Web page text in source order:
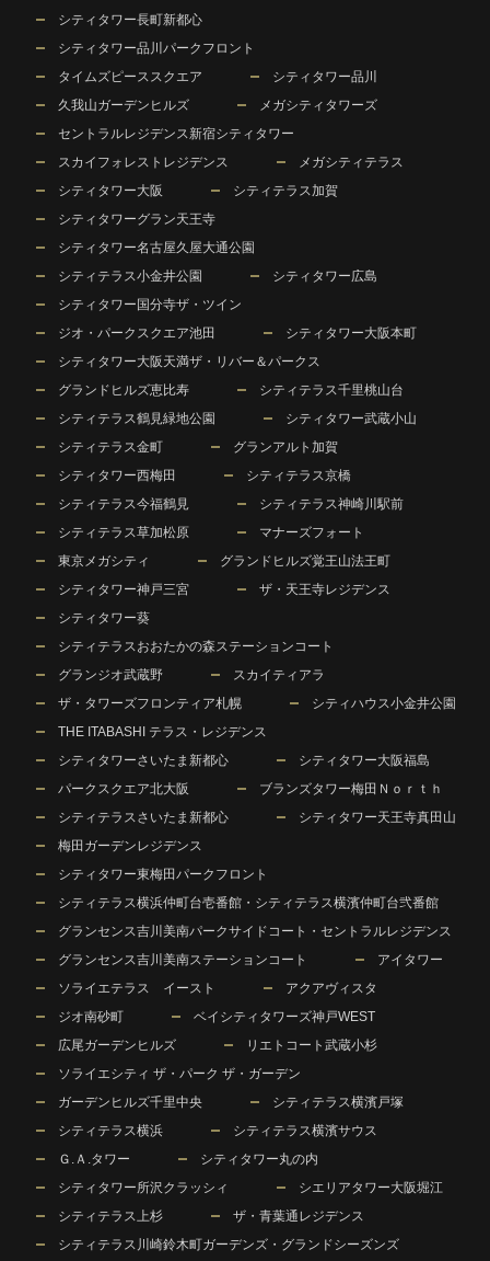
シティタワー長町新都心
シティタワー品川パークフロント
タイムズピーススクエア
シティタワー品川
久我山ガーデンヒルズ
メガシティタワーズ
セントラルレジデンス新宿シティタワー
スカイフォレストレジデンス
メガシティテラス
シティタワー大阪
シティテラス加賀
シティタワーグラン天王寺
シティタワー名古屋久屋大通公園
シティテラス小金井公園
シティタワー広島
シティタワー国分寺ザ・ツイン
ジオ・パークスクエア池田
シティタワー大阪本町
シティタワー大阪天満ザ・リバー＆パークス
グランドヒルズ恵比寿
シティテラス千里桃山台
シティテラス鶴見緑地公園
シティタワー武蔵小山
シティテラス金町
グランアルト加賀
シティタワー西梅田
シティテラス京橋
シティテラス今福鶴見
シティテラス神崎川駅前
シティテラス草加松原
マナーズフォート
東京メガシティ
グランドヒルズ覚王山法王町
シティタワー神戸三宮
ザ・天王寺レジデンス
シティタワー葵
シティテラスおおたかの森ステーションコート
グランジオ武蔵野
スカイティアラ
ザ・タワーズフロンティア札幌
シティハウス小金井公園
THE ITABASHI テラス・レジデンス
シティタワーさいたま新都心
シティタワー大阪福島
パークスクエア北大阪
ブランズタワー梅田Ｎｏｒｔｈ
シティテラスさいたま新都心
シティタワー天王寺真田山
梅田ガーデンレジデンス
シティタワー東梅田パークフロント
シティテラス横浜仲町台壱番館・シティテラス横濱仲町台弐番館
グランセンス吉川美南パークサイドコート・セントラルレジデンス
グランセンス吉川美南ステーションコート
アイタワー
ソライエテラス イースト
アクアヴィスタ
ジオ南砂町
ベイシティタワーズ神戸WEST
広尾ガーデンヒルズ
リエトコート武蔵小杉
ソライエシティ ザ・パーク ザ・ガーデン
ガーデンヒルズ千里中央
シティテラス横濱戸塚
シティテラス横浜
シティテラス横濱サウス
Ｇ.Ａ.タワー
シティタワー丸の内
シティタワー所沢クラッシィ
シエリアタワー大阪堀江
シティテラス上杉
ザ・青葉通レジデンス
シティテラス川崎鈴木町ガーデンズ・グランドシーズンズ